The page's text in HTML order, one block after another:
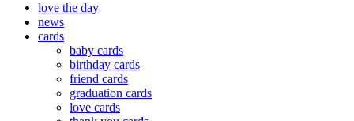
love the day
news
cards
baby cards
birthday cards
friend cards
graduation cards
love cards